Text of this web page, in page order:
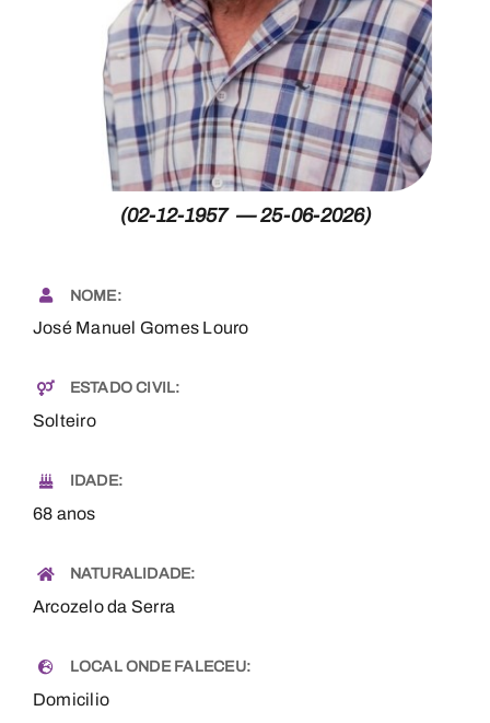
Necrologia
Contactos
(02-12-1957 — 25-06-2026)
NOME:
José Manuel Gomes Louro
ESTADO CIVIL:
Solteiro
IDADE:
68 anos
NATURALIDADE:
Arcozelo da Serra
LOCAL ONDE FALECEU:
Domicilio